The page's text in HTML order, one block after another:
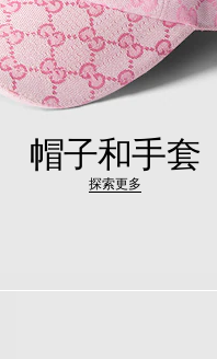
帽子和手套
探索更多